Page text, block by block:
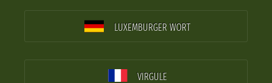
LUXEMBURGER WORT
VIRGULE